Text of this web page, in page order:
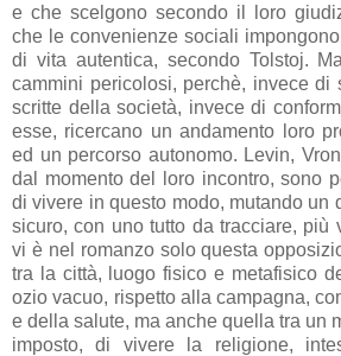
e che scelgono secondo il loro
che le convenienze sociali
di vita autentica, secondo Tolstoj.
cammini pericolosi, perchè, invece di
scritte della società, invece di
esse, ricercano un andamento loro
ed un percorso autonomo. Levin,
dal momento del loro incontro, sono
di vivere in questo modo, mutando un
sicuro, con uno tutto da tracciare, più
vi è nel romanzo solo questa
tra la città, luogo fisico e metafisico
ozio vacuo, rispetto alla campagna,
e della salute, ma anche quella tra un
imposto, di vivere la religione,